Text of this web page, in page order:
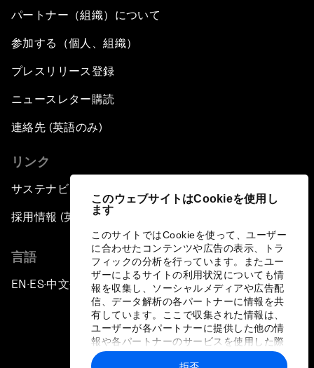
このウェブサイトはCookieを使用し
ます
このサイトではCookieを使って、ユーザー
に合わせたコンテンツや広告の表示、トラ
フィックの分析を行っています。またユー
ザーによるサイトの利用状況についても情
報を収集し、ソーシャルメディアや広告配
信、データ解析の各パートナーに情報を共
有しています。ここで収集された情報は、
ユーザーが各パートナーに提供した他の情
報や各パートナーのサービスを使用した際
に収集された情報と組み合わされ、各パー
パートナー（組織）について
参加する（個人、組織）
プレスリリース登録
ニュースレター購読
連絡先 (英語のみ)
リンク
サステナビリティへの取り組み
採用情報 (英語のみ)
言語
EN ▪ ES▪中文▪ 日本語